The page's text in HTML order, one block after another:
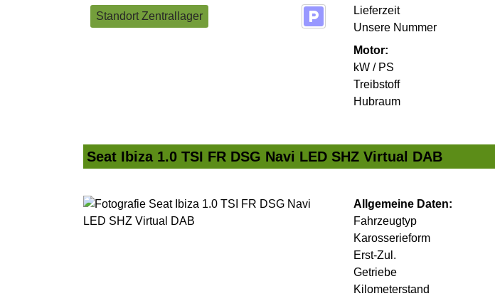
Standort Zentrallager
Lieferzeit
Unsere Nummer
Motor:
kW / PS
Treibstoff
Hubraum
Seat Ibiza 1.0 TSI FR DSG Navi LED SHZ Virtual DAB
Allgemeine Daten:
Fahrzeugtyp
Karosserieform
Erst-Zul.
Getriebe
Kilometerstand